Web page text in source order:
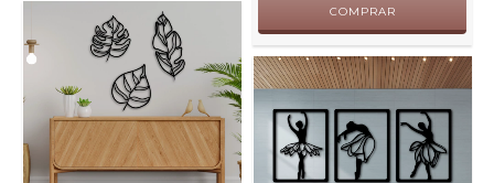
COMPRAR